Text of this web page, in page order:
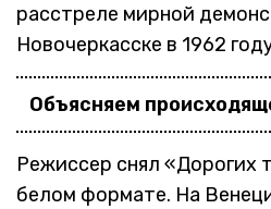
расстреле мирной
Новочеркасске в 1962
Объясняем
Режиссер снял «Дорогих
белом формате. На